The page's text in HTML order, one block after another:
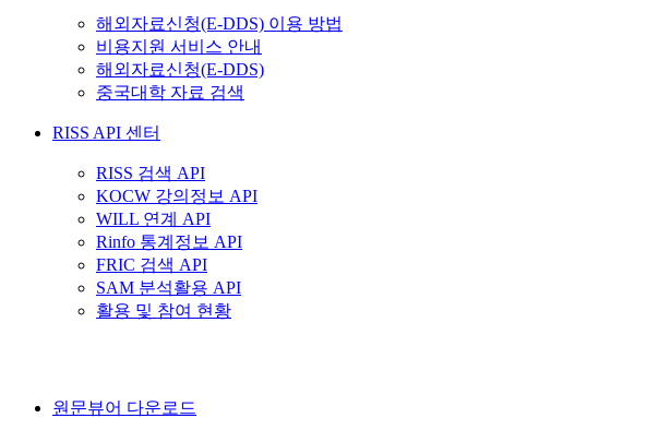
해외자료신청(E-DDS) 이용 방법
비용지원 서비스 안내
해외자료신청(E-DDS)
중국대학 자료 검색
RISS API 센터
RISS 검색 API
KOCW 강의정보 API
WILL 연계 API
Rinfo 통계정보 API
FRIC 검색 API
SAM 분석활용 API
활용 및 참여 현황
원문뷰어 다운로드